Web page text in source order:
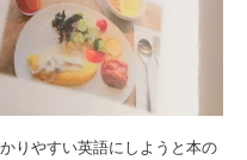
りやすい英語にしようと本の